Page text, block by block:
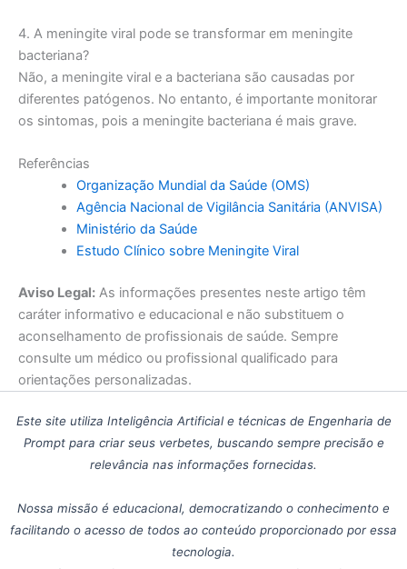
4. A meningite viral pode se transformar em meningite
bacteriana?
Não, a meningite viral e a bacteriana são causadas por
diferentes patógenos. No entanto, é importante monitorar
os sintomas, pois a meningite bacteriana é mais grave.
Referências
Organização Mundial da Saúde (OMS)
Agência Nacional de Vigilância Sanitária (ANVISA)
Ministério da Saúde
Estudo Clínico sobre Meningite Viral
Aviso Legal: As informações presentes neste artigo têm
caráter informativo e educacional e não substituem o
aconselhamento de profissionais de saúde. Sempre
consulte um médico ou profissional qualificado para
orientações personalizadas.
Este site utiliza Inteligência Artificial e técnicas de Engenharia de
Prompt para criar seus verbetes, buscando sempre precisão e
relevância nas informações fornecidas.
Nossa missão é educacional, democratizando o conhecimento e
facilitando o acesso de todos ao conteúdo proporcionado por essa
tecnologia.